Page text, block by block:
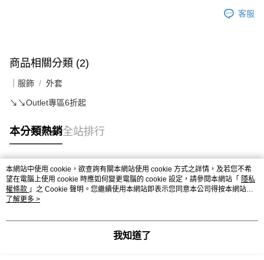
客服
商品相關分類 (2)
｜服飾 外套
↘️↘️Outlet專區6折起
本分類熱銷全站排行
熱門標籤
本網站中使用 cookie，欲查詢有關本網站使用 cookie 方式之詳情，及若您不希
望在電腦上使用 cookie 時應如何變更電腦的 cookie 設定，請參閱本網站「 隱私
權條款 」之 Cookie 聲明。您繼續使用本網站即表示您同意本公司得按本網站使
用條款之 Cookie 聲明使用 cookie。
了解更多 >
我知道了